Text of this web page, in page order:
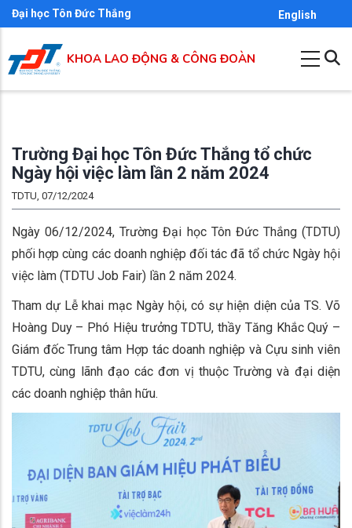
Nhảy
đến
nội
dung
Đại học Tôn Đức Thắng English
KHOA LAO ĐỘNG & CÔNG ĐOÀN
Trường Đại học Tôn Đức Thắng tổ chức
Ngày hội việc làm lần 2 năm 2024
TDTU, 07/12/2024
Ngày 06/12/2024, Trường Đại học Tôn Đức Thắng (TDTU)
phối hợp cùng các doanh nghiệp đối tác đã tổ chức Ngày hội
việc làm (TDTU Job Fair) lần 2 năm 2024.
Tham dự Lễ khai mạc Ngày hội, có sự hiện diện của TS. Võ
Hoàng Duy – Phó Hiệu trưởng TDTU, thầy Tăng Khắc Quý –
Giám đốc Trung tâm Hợp tác doanh nghiệp và Cựu sinh viên
TDTU, cùng lãnh đạo các đơn vị thuộc Trường và đại diện
các doanh nghiệp thân hữu.